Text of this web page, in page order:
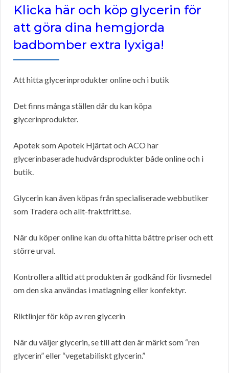
Klicka här och köp glycerin för
att göra dina hemgjorda
badbomber extra lyxiga!
Att hitta glycerinprodukter online och i butik
Det finns många ställen där du kan köpa
glycerinprodukter.
Apotek som Apotek Hjärtat och ACO har
glycerinbaserade hudvårdsprodukter både online och i
butik.
Glycerin kan även köpas från specialiserade webbutiker
som Tradera och allt-fraktfritt.se.
När du köper online kan du ofta hitta bättre priser och ett
större urval.
Kontrollera alltid att produkten är godkänd för livsmedel
om den ska användas i matlagning eller konfektyr.
Riktlinjer för köp av ren glycerin
När du väljer glycerin, se till att den är märkt som “ren
glycerin” eller “vegetabiliskt glycerin.”